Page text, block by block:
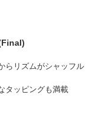
らリズムがシャッフル
タッピングも満載